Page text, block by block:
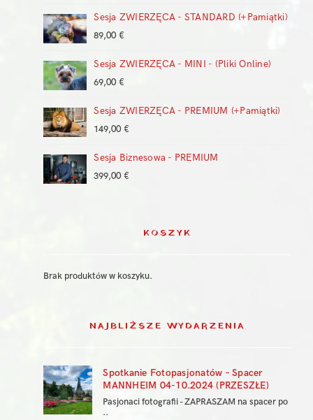
od
399,00 €
Sesja ZWIERZĘCA - STANDARD (+Pamiątki)
89,00 €
Sesja ZWIERZĘCA - MINI - (Pliki Online)
69,00 €
Sesja ZWIERZĘCA - PREMIUM (+Pamiątki)
149,00 €
Sesja Biznesowa - PREMIUM
399,00 €
KOSZYK
Brak produktów w koszyku.
NAJBLIŻSZE WYDARZENIA
Spotkanie Fotopasjonatów – Spacer
MANNHEIM 04-10.2024 (PRZESZŁE)
Pasjonaci fotografii - ZAPRASZAM na spacer po
..